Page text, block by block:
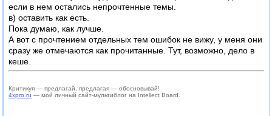
если в нем остались непрочтенные темы.
в) оставить как есть.
Пока думаю, как лучше.
А вот с прочтением отдельных тем ошибок не вижу, у меня они
сразу же отмечаются как прочитанные. Тут, возможно, дело в
кеше.
Критикуя — предлагай, предлагая — обосновывай!
4xpro.ru — мой личный сайт-мультиблог на Intellect Board.